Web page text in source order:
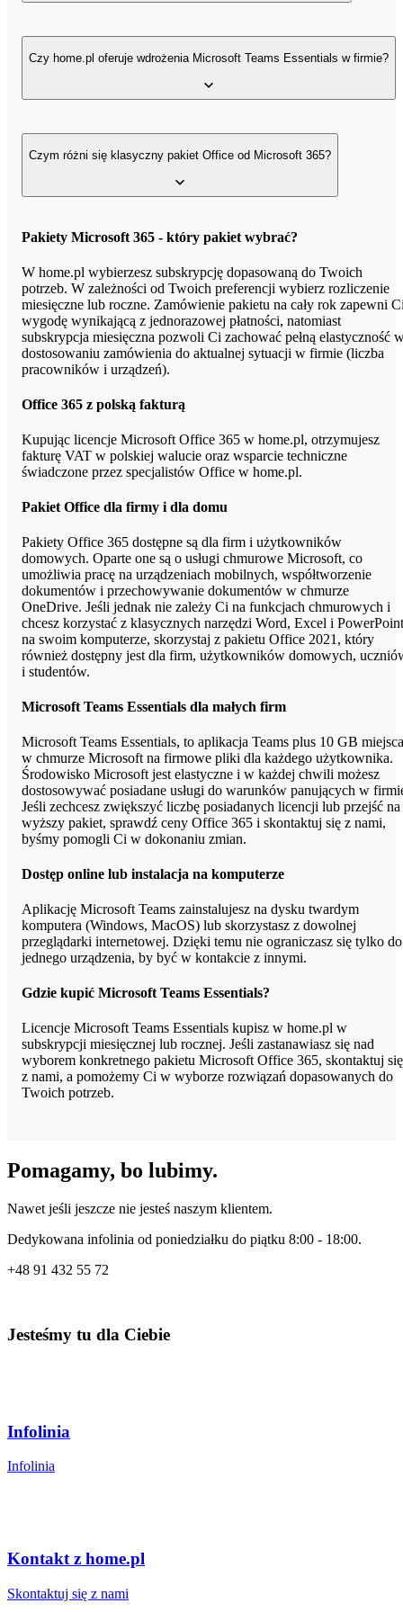
Microsoft 365 Business Basic
Microsoft 365 Business Premium oraz Enterprise
Kompleksowe wsparcie techniczne dla licencji Office zakupionych
w home.pl, świadczone jest przez dedykowaną infolinię pod
Czy home.pl oferuje wdrożenia Microsoft Teams Essentials w firmie?
Zdalne wdrożenia usług oraz szkolenia dotyczące Microsoft Office
365 prowadzone są przez specjalistów Office w home.pl. Odwiedź
Sprawdź:
Wdrożenia Office 365
Szkolenia Office 365
Czym różni się klasyczny pakiet Office od Microsoft 365?
Subskrypcje Microsoft 365umożliwiają efektywną pracę na
jak Word, Excel, PowerPoint, OneNote i Outlook. Z Microsoft 365
uzyskasz przestrzeń w chmurze w ramach OneDrive, dzięki czemu
bezpiecznie przechowasz biznesowe dane.
Klasyczny pakiet Officezawiera wyłącznie aplikacje instalowane
na komputerze (Word, Excel, PowerPoint). Są one przypisane do
konkretnego urządzenia. Dodatkowo aplikacje nie otrzymują
automatycznych aktualizacji, dlatego przestarzałe wersje mogą być
odświeżone jedynie poprzez zastąpienie ich nową wersją pakietu
Office. Klasyczne pakiety Office nie zawierają dodatkowych
przeglądarkowe.
Pakiety Microsoft 365 - który pakiet wybrać?
W home.pl wybierzesz subskrypcję dopasowaną do Twoich
potrzeb. W zależności od Twoich preferencji wybierz rozliczenie
miesięczne lub roczne. Zamówienie pakietu na cały rok zapewni
wygodę wynikającą z jednorazowej płatności, natomiast
subskrypcja miesięczna pozwoli Ci zachować pełną elastyczność
dostosowaniu zamówienia do aktualnej sytuacji w firmie (liczba
pracowników i urządzeń).
Office 365 z polską fakturą
Kupując licencje Microsoft Office 365 w home.pl, otrzymujesz
fakturę VAT w polskiej walucie oraz wsparcie techniczne
świadczone przez specjalistów Office w home.pl.
Pakiet Office dla firmy i dla domu
Pakiety Office 365 dostępne są dla firm i użytkowników
domowych. Oparte one są o usługi chmurowe Microsoft, co
umożliwia pracę na urządzeniach mobilnych, współtworzenie
dokumentów i przechowywanie dokumentów w chmurze
OneDrive. Jeśli jednak nie zależy Ci na funkcjach chmurowych i
chcesz korzystać z klasycznych narzędzi Word, Excel i PowerPoint
na swoim komputerze, skorzystaj z pakietu Office 2021, który
również dostępny jest dla firm, użytkowników domowych,
i studentów.
Microsoft Teams Essentials dla małych firm
Microsoft Teams Essentials, to aplikacja Teams plus 10 GB miejsca
w chmurze Microsoft na firmowe pliki dla każdego użytkownika.
Środowisko Microsoft jest elastyczne i w każdej chwili możesz
dostosowywać posiadane usługi do warunków panujących w
Jeśli zechcesz zwiększyć liczbę posiadanych licencji lub przejść na
wyższy pakiet, sprawdź ceny Office 365 i skontaktuj się z nami,
byśmy pomogli Ci w dokonaniu zmian.
Dostęp online lub instalacja na komputerze
Aplikację Microsoft Teams zainstalujesz na dysku twardym
komputera (Windows, MacOS) lub skorzystasz z dowolnej
przeglądarki internetowej. Dzięki temu nie ograniczasz się tylko do
jednego urządzenia, by być w kontakcie z innymi.
Gdzie kupić Microsoft Teams Essentials?
Licencje Microsoft Teams Essentials kupisz w home.pl w
subskrypcji miesięcznej lub rocznej. Jeśli zastanawiasz się nad
wyborem konkretnego pakietu Microsoft Office 365, skontaktuj się
z nami, a pomożemy Ci w wyborze rozwiązań dopasowanych do
Twoich potrzeb.
Pomagamy, bo lubimy.
Nawet jeśli jeszcze nie jesteś naszym klientem.
Dedykowana infolinia od poniedziałku do piątku 8:00 - 18:00.
+48 91 432 55 72
Jesteśmy tu dla Ciebie
Infolinia
Infolinia
Kontakt z home.pl
Skontaktuj się z nami